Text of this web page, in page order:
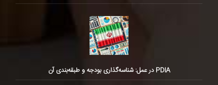
PDIA در عمل: شناسه‌گذاری بودجه و طبقه‌بندی آن